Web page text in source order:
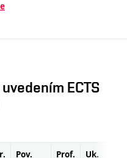
ECTS
Pov. Prof. Uk.